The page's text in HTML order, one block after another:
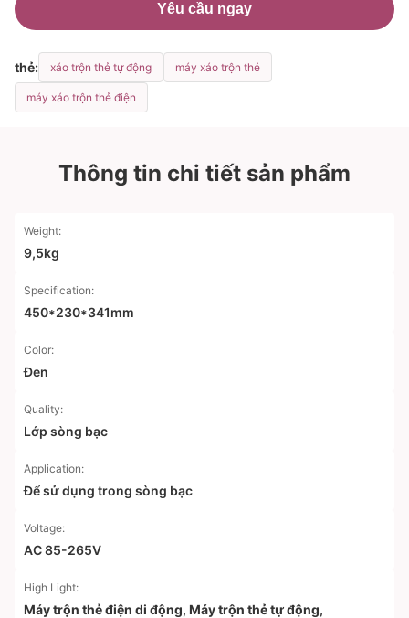
Yêu cầu ngay
thẻ: xáo trộn thẻ tự động máy xáo trộn thẻ
máy xáo trộn thẻ điện
Thông tin chi tiết sản phẩm
Weight:
9,5kg
Specification:
450*230*341mm
Color:
Đen
Quality:
Lớp sòng bạc
Application:
Để sử dụng trong sòng bạc
Voltage:
AC 85-265V
High Light:
Máy trộn thẻ điện di động, Máy trộn thẻ tự động,